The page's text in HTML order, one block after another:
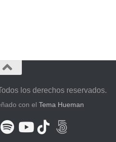
los derechos reservados.
con el Tema Hueman